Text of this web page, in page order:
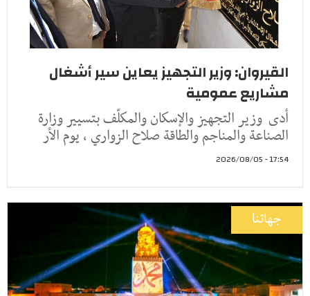
القيروان: وزير التجهيز يعاين سير أشغال
مشاريع عمومية
أدى وزير التجهيز والإسكان والمكلّف بتسيير وزارة
الصناعة والمناجم والطاقة صلاح الزواري ، يوم الأر
17:54 - 2026/08/05
جهاتنا